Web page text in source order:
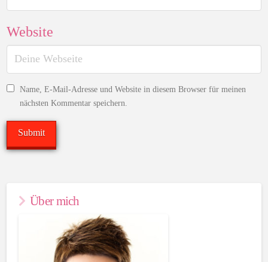
Website
Name, E-Mail-Adresse und Website in diesem Browser für meinen
nächsten Kommentar speichern.
Über mich